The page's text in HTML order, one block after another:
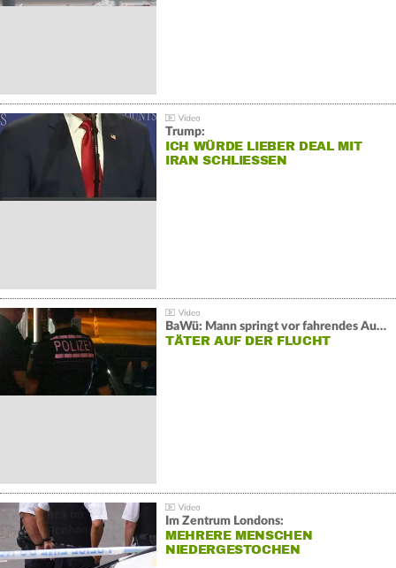
Trump:
ICH WÜRDE LIEBER DEAL MIT
IRAN SCHLIESSEN
BaWü: Mann springt vor fahrendes Auto und schießt
TÄTER AUF DER FLUCHT
Im Zentrum Londons:
MEHRERE MENSCHEN
NIEDERGESTOCHEN